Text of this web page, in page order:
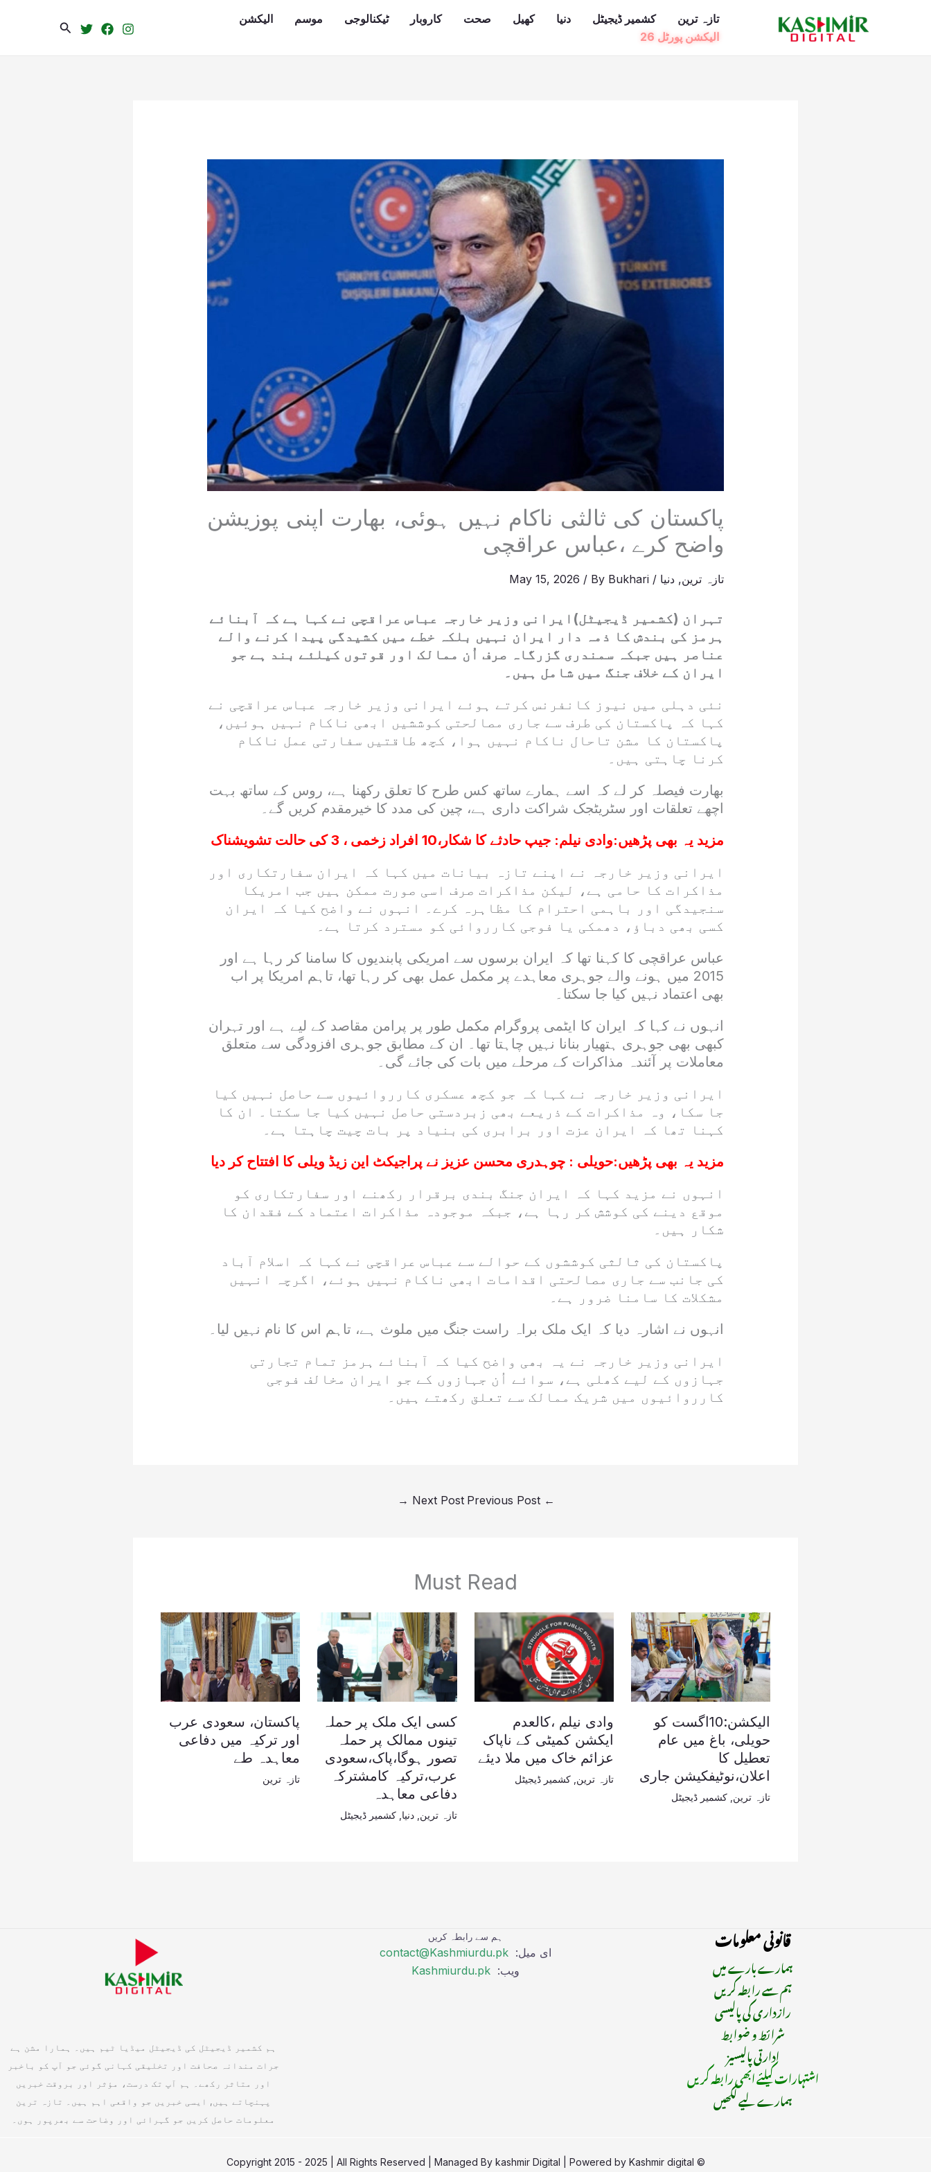
تازہ ترین کشمیر ڈیجیٹل دنیا کھیل صحت کاروبار ٹیکنالوجی موسم
الیکشن
الیکشن پورٹل 26
Search
پاکستان کی ثالثی ناکام نہیں ہوئی، بھارت اپنی پوزیشن
واضح کرے ،عباس عراقچی
تازہ ترین, دنیا /
May 15, 2026 / By Bukhari
تہران (کشمیر ڈیجیٹل)ایرانی وزیر خارجہ عباس عراقچی نے کہا ہے کہ آبنائے
ہرمز کی بندش کا ذمہ دار ایران نہیں بلکہ خطے میں کشیدگی پیدا کرنے والے
عناصر ہیں جبکہ سمندری گزرگاہ صرف اُن ممالک اور قوتوں کیلئے بند ہے جو
ایران کے خلاف جنگ میں شامل ہیں۔
نئی دہلی میں نیوز کانفرنس کرتے ہوئے ایرانی وزیر خارجہ عباس عراقچی نے
کہا کہ پاکستان کی طرف سے جاری مصالحتی کوششیں ابھی ناکام نہیں ہوئیں،
پاکستان کا مشن تاحال ناکام نہیں ہوا، کچھ طاقتیں سفارتی عمل ناکام
کرنا چاہتی ہیں۔
بھارت فیصلہ کر لے کہ اسے ہمارے ساتھ کس طرح کا تعلق رکھنا ہے، روس کے ساتھ بہت
اچھے تعلقات اور سٹریٹجک شراکت داری ہے، چین کی مدد کا خیرمقدم کریں گے۔
مزید یہ بھی پڑھیں:وادی نیلم: جیپ حادثے کا شکار،10 افراد زخمی ، 3 کی حالت تشویشناک
ایرانی وزیر خارجہ نے اپنے تازہ بیانات میں کہا کہ ایران سفارتکاری اور
مذاکرات کا حامی ہے، لیکن مذاکرات صرف اسی صورت ممکن ہیں جب امریکا
سنجیدگی اور باہمی احترام کا مظاہرہ کرے۔ انہوں نے واضح کیا کہ ایران
کسی بھی دباؤ، دھمکی یا فوجی کارروائی کو مسترد کرتا ہے۔
عباس عراقچی کا کہنا تھا کہ ایران برسوں سے امریکی پابندیوں کا سامنا کر رہا ہے اور
2015 میں ہونے والے جوہری معاہدے پر مکمل عمل بھی کر رہا تھا، تاہم امریکا پر اب
بھی اعتماد نہیں کیا جا سکتا۔
انہوں نے کہا کہ ایران کا ایٹمی پروگرام مکمل طور پر پرامن مقاصد کے لیے ہے اور تہران
کبھی بھی جوہری ہتھیار بنانا نہیں چاہتا تھا۔ ان کے مطابق جوہری افزودگی سے متعلق
معاملات پر آئندہ مذاکرات کے مرحلے میں بات کی جائے گی۔
ایرانی وزیر خارجہ نے کہا کہ جو کچھ عسکری کارروائیوں سے حاصل نہیں کیا
جا سکا، وہ مذاکرات کے ذریعے بھی زبردستی حاصل نہیں کیا جا سکتا۔ ان کا
کہنا تھا کہ ایران عزت اور برابری کی بنیاد پر بات چیت چاہتا ہے۔
مزید یہ بھی پڑھیں:حویلی : چوہدری محسن عزیز نے پراجیکٹ این زیڈ ویلی کا افتتاح کر دیا
انہوں نے مزید کہا کہ ایران جنگ بندی برقرار رکھنے اور سفارتکاری کو
موقع دینے کی کوشش کر رہا ہے، جبکہ موجودہ مذاکرات اعتماد کے فقدان کا
شکار ہیں۔
پاکستان کی ثالثی کوششوں کے حوالے سے عباس عراقچی نے کہا کہ اسلام آباد
کی جانب سے جاری مصالحتی اقدامات ابھی ناکام نہیں ہوئے، اگرچہ انہیں
مشکلات کا سامنا ضرور ہے۔
انہوں نے اشارہ دیا کہ ایک ملک براہ راست جنگ میں ملوث ہے، تاہم اس کا نام نہیں لیا۔
ایرانی وزیر خارجہ نے یہ بھی واضح کیا کہ آبنائے ہرمز تمام تجارتی
جہازوں کے لیے کھلی ہے، سوائے اُن جہازوں کے جو ایران مخالف فوجی
کارروائیوں میں شریک ممالک سے تعلق رکھتے ہیں۔
←
Next Post
→
Must Read
الیکشن:10اگست کو
حویلی، باغ میں عام
تعطیل کا
اعلان،نوٹیفکیشن جاری
تازہ ترین کشمیر ڈیجیٹل
وادی نیلم ،کالعدم
ایکشن کمیٹی کے ناپاک
عزائم خاک میں ملا دیئے
تازہ ترین ,کشمیر ڈیجیٹل
کسی ایک ملک پر حملہ
تینوں ممالک پر حملہ
تصور ہوگا،پاک،سعودی
عرب،ترکیہ کامشترکہ
دفاعی معاہدہ
تازہ ترین ,دنیا ,کشمیر ڈیجیٹل
پاکستان، سعودی عرب
اور ترکیہ میں دفاعی
معاہدہ طے
تازہ ترین
قانونی معلومات
ہمارے بارے میں
ہم سے رابطہ کریں
رازداری کی پالیسی
شرائط و ضوابط
ادارتی پالیسیز
اشتہارات کیلئے ابھی رابطہ کریں
ہمارے لیے لکھیں
ہم سے رابطہ کریں
ای میل: contact@Kashmiurdu.pk
ویب: Kashmiurdu.pk
ہم کشمیر ڈیجیٹل کی ڈیجیٹل میڈیا ٹیم ہیں۔ ہمارا مشن ہے
جرات مندانہ صحافت اور تخلیقی کہانی گوئی جو آپ کو باخبر
اور متاثر رکھے۔ ہم آپ تک درست، مؤثر اور بروقت خبریں
پہنچاتے ہیں, ایسی خبریں جو واقعی اہم ہیں۔ تازہ ترین
معلومات حاصل کریں جو گہرائی اور وضاحت سے بھرپور ہوں۔
© Copyright 2015 - 2025 | All Rights Reserved | Managed By
kashmir Digital | Powered by Kashmir digital